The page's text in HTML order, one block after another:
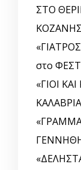
ΣΤΟ
ΚΟΖΑΝΗΣ
στο
«ΓΙΟΙ
«ΓΡΑΜΜΑ